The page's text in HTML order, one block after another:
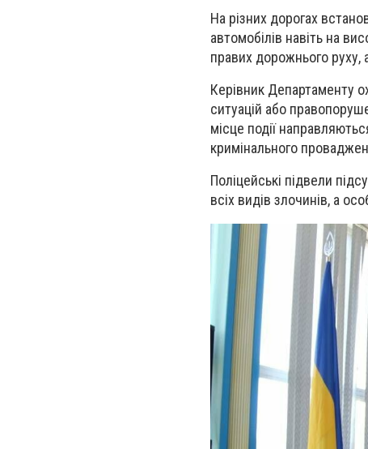
На різних дорогах
автомобілів навіть на
правих дорожнього руху,
Керівник Департаменту
ситуацій або
місце події
кримінального
Поліцейські підвели
всіх видів злочинів, а